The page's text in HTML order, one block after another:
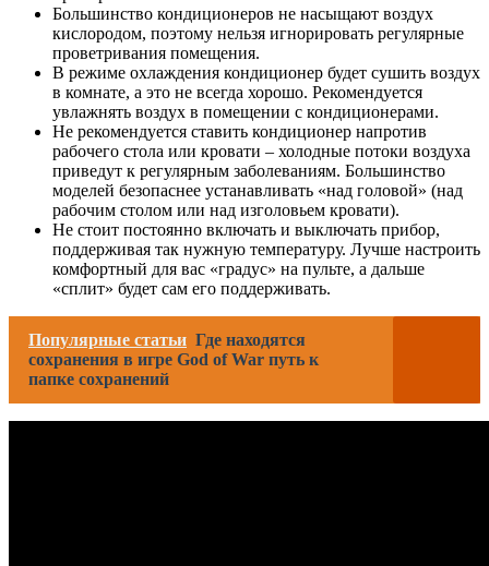
Большинство кондиционеров не насыщают воздух
кислородом, поэтому нельзя игнорировать регулярные
проветривания помещения.
В режиме охлаждения кондиционер будет сушить воздух
в комнате, а это не всегда хорошо. Рекомендуется
увлажнять воздух в помещении с кондиционерами.
Не рекомендуется ставить кондиционер напротив
рабочего стола или кровати – холодные потоки воздуха
приведут к регулярным заболеваниям. Большинство
моделей безопаснее устанавливать «над головой» (над
рабочим столом или над изголовьем кровати).
Не стоит постоянно включать и выключать прибор,
поддерживая так нужную температуру. Лучше настроить
комфортный для вас «градус» на пульте, а дальше
«сплит» будет сам его поддерживать.
Популярные статьи Где находятся
сохранения в игре God of War путь к
папке сохранений